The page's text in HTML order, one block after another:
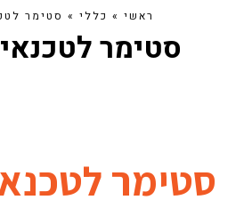
ראשי » כללי » סטימר
סטימר
סטימר